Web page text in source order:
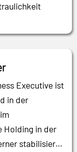
Executive ist
in der
Holding in der
stabilisierte